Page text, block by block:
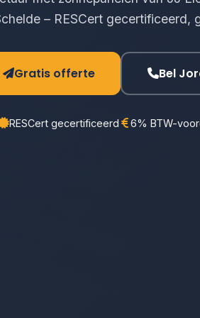
– RESCert gecertificeerd,
Gratis offerte Bel
RESCert gecertificeerd 6% BTW-